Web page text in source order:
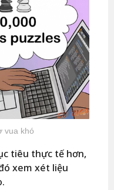
vua khó
tiêu thực tế hơn,
xem xét liệu